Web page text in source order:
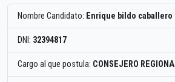
Nombre Candidato: Enrique bildo caballero
DNI: 32394817
Cargo al que postula: CONSEJERO